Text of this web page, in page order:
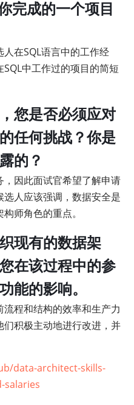
完成的一个项目
在SQL语言中的工作经
中工作过的项目的简短
您是否必须应对
任何挑战？你是
的？
因此面试官希望了解申请
人应该强调，数据安全是
师角色的重点。
现有的数据架
在该过程中的参
能的影响。
程和结构的效率和生产力
积极主动地进行改进，并
data-architect-skills-
salaries